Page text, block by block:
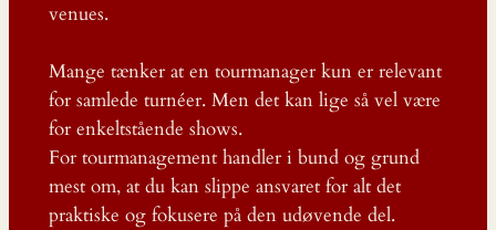
venues.
Mange tænker at en tourmanager kun er relevant
for samlede turnéer. Men det kan lige så vel være
for enkeltstående shows.
For tourmanagement handler i bund og grund
mest om, at du kan slippe ansvaret for alt det
praktiske og fokusere på den udøvende del.